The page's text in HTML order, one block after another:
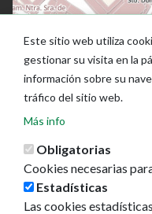
Este sitio web utiliza
gestionar su visita en la
información sobre su
tráfico del sitio web.
Más info
Obligatorias
Cookies necesarias
Estadísticas
Las cookies